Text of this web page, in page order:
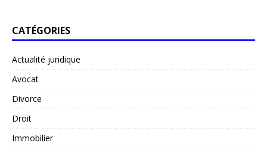
CATÉGORIES
Actualité juridique
Avocat
Divorce
Droit
Immobilier